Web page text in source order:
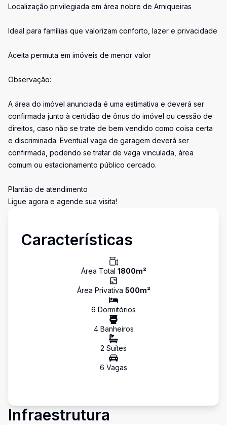
Localização privilegiada em área nobre de Arniqueiras
Ideal para famílias que valorizam conforto, lazer e privacidade
Aceita permuta em imóveis de menor valor
Observação:
A área do imóvel anunciada é uma estimativa e deverá ser
confirmada junto à certidão de ônus do imóvel ou cessão de
direitos, caso não se trate de bem vendido como coisa certa
e discriminada. Eventual vaga de garagem deverá ser
confirmada, podendo se tratar de vaga vinculada, área
comum ou estacionamento público cercado.
Plantão de atendimento
Ligue agora e agende sua visita!
Características
Área Total 1800m²
Área Privativa 500m²
6 Dormitórios
4Banheiros
2 Suítes
6 Vagas
Infraestrutura